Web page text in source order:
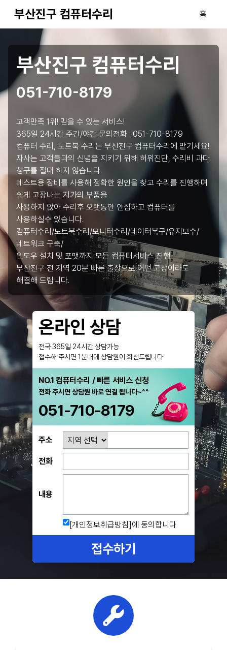
부산진구 컴퓨터수리 홈
부산진구 컴퓨터수리
051-710-8179
고객만족 1위! 믿을 수 있는 서비스!
365일 24시간 주간/야간 문의전화 : 051-710-8179
컴퓨터 수리, 노트북 수리는 부산진구 컴퓨터수리에 맡기세요!
자사는 고객들과의 신념을 지키기 위해 허위진단, 수리비 과다
청구를 절대 하지 않습니다.
테스트용 장비를 사용해 정확한 원인을 찾고 수리를 진행하며
쉽게 고장나는 저가의 부품을
사용하지 않아 수리후 오랫동안 안심하고 컴퓨터를
사용하실수 있습니다.
컴퓨터수리/노트북수리/모니터수리/데이터복구/유지보수/
네트워크 구축/
윈도우 설치 및 포맷까지 모든 컴퓨터서비스 진행.
부산진구 전 지역 20분 빠른 출장으로 어떤 고장이라도
해결해 드립니다.
온라인 상담
전국 365일 24시간 상담가능
접수해 주시면 1분내에 상담원이 회신드립니다
NO.1 컴퓨터수리 / 빠른 서비스 신청
전화 주시면 상담원 바로 연결 됩니다~^^
051-710-8179
주소
전화
내용
[개인정보취급방침] 에 동의합니다
접수하기